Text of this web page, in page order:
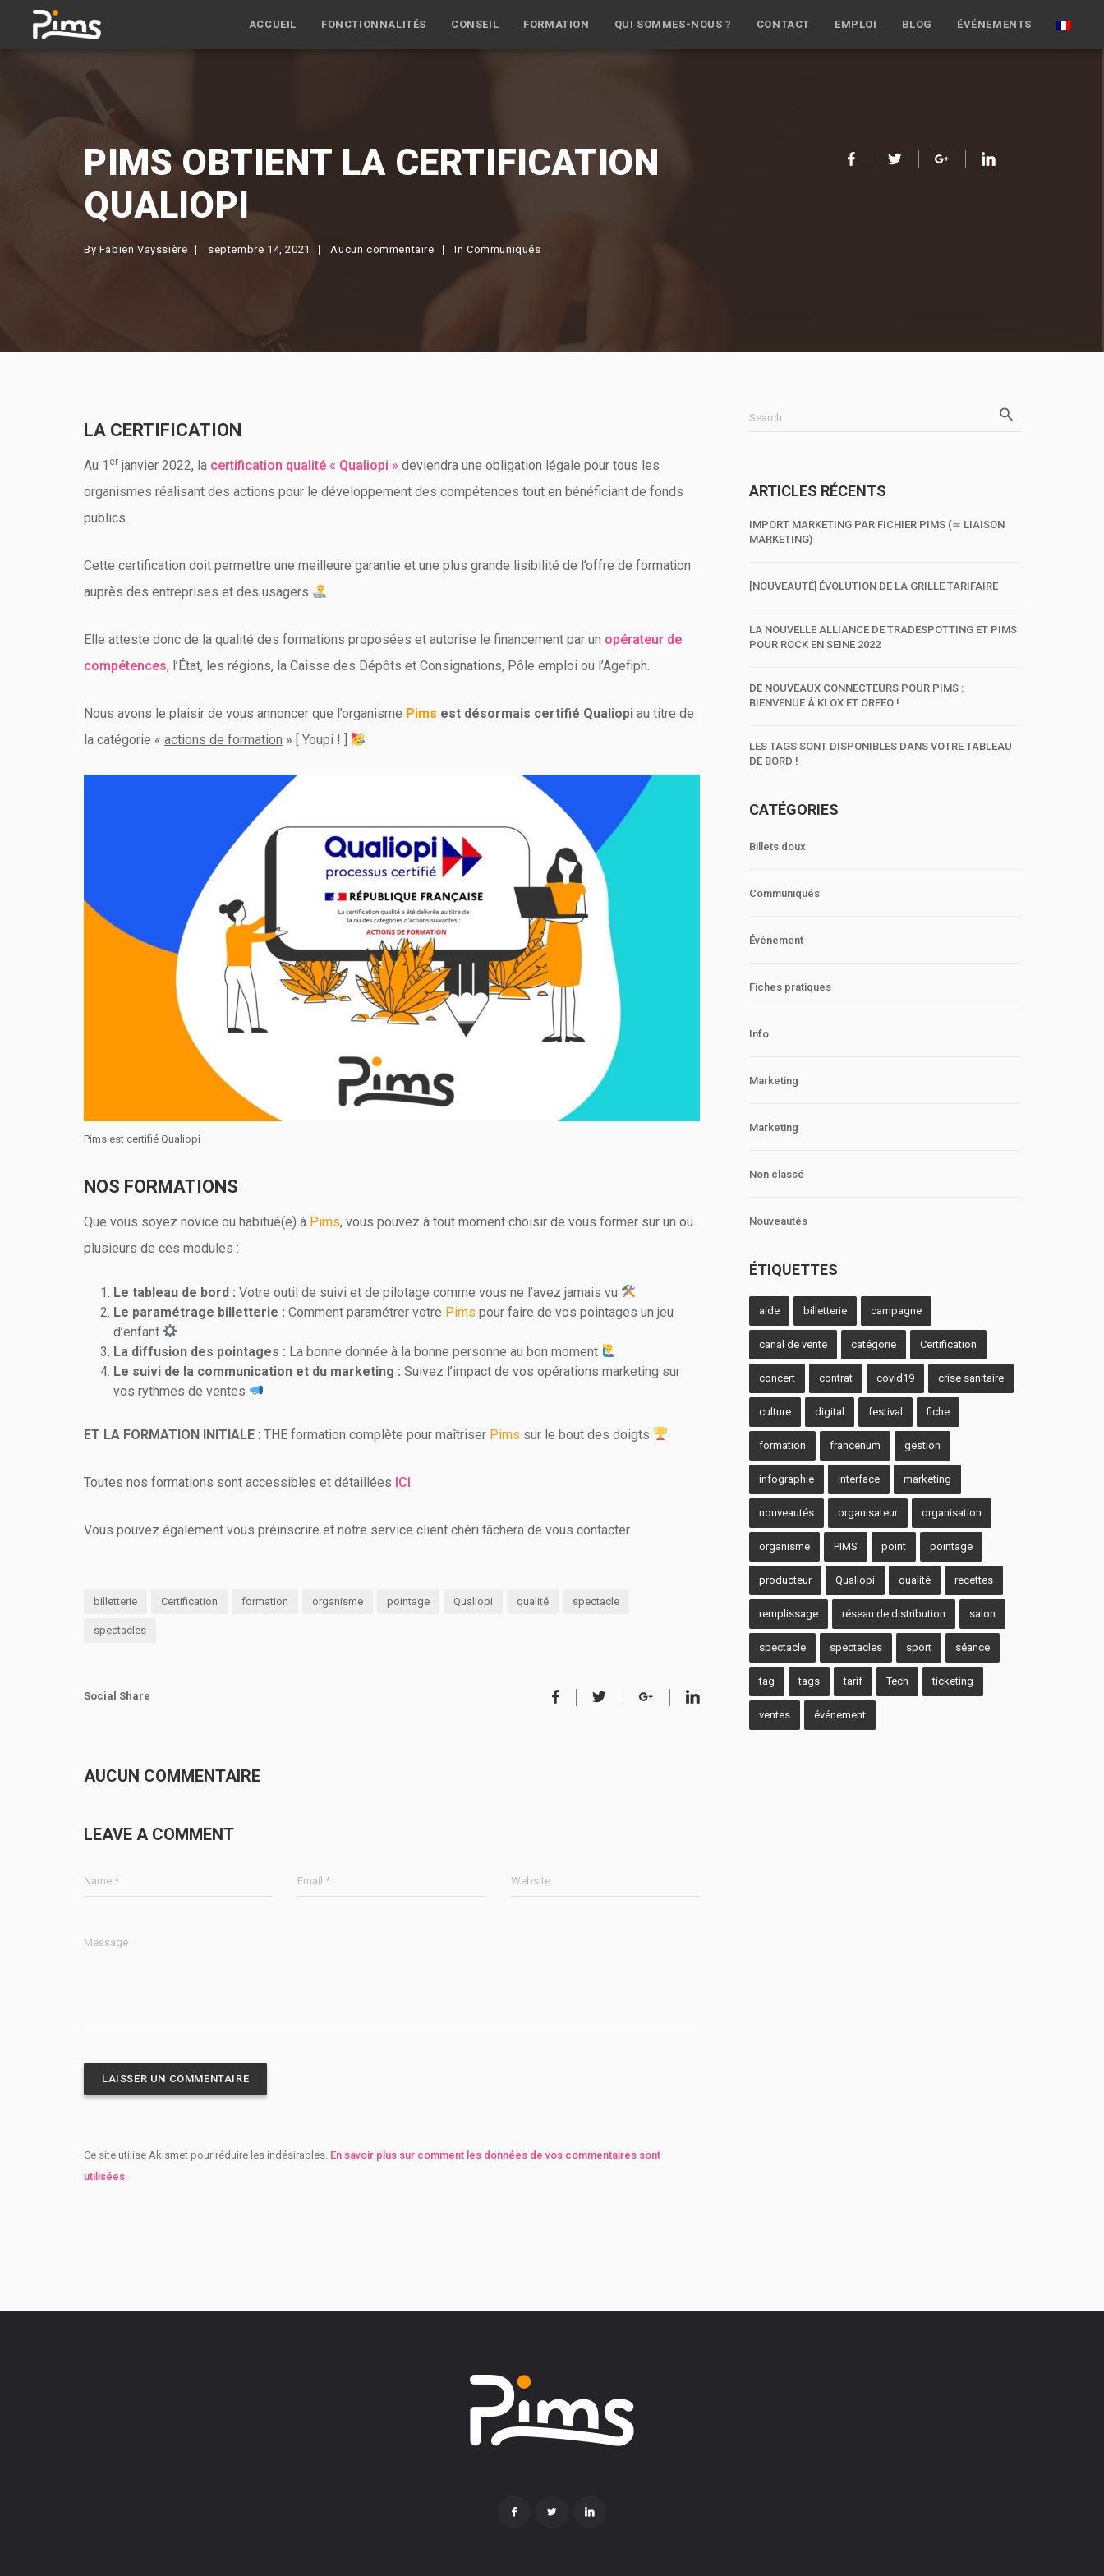
PIMS OBTIENT LA CERTIFICATION
QUALIOPI
By Fabien Vayssière septembre 14, 2021 Aucun commentaire InCommuniqués
ACCUEIL FONCTIONNALITÉS CONSEIL FORMATION QUI SOMMES-NOUS ? CONTACT EMPLOI BLOG ÉVÉNEMENTS
LA CERTIFICATION
Au 1 er janvier 2022, la certification qualité « Qualiopi » deviendra une obligation légale pour tous les
organismes réalisant des actions pour le développement des compétences tout en bénéficiant de fonds
publics.
Cette certification doit permettre une meilleure garantie et une plus grande lisibilité de l’offre de formation
auprès des entreprises et des usagers
Elle atteste donc de la qualité des formations proposées et autorise le financement par un opérateur de
compétences, l’État, les régions, la Caisse des Dépôts et Consignations, Pôle emploi ou l’Agefiph.
Nous avons le plaisir de vous annoncer que l’organisme Pims est désormais certifié Qualiopi au titre de
la catégorie « actions de formation » [ Youpi ! ]
Pims est certifié Qualiopi
NOS FORMATIONS
Que vous soyez novice ou habitué(e) à Pims, vous pouvez à tout moment choisir de vous former sur un ou
plusieurs de ces modules :
Le tableau de bord : Votre outil de suivi et de pilotage comme vous ne l’avez jamais vu
Le paramétrage billetterie : Comment paramétrer votre Pims pour faire de vos pointages un jeu
d’enfant
La diffusion des pointages : La bonne donnée à la bonne personne au bon moment
Le suivi de la communication et du marketing : Suivez l’impact de vos opérations marketing sur
vos rythmes de ventes
ET LA FORMATION INITIALE : THE formation complète pour maîtriser Pims sur le bout des doigts
Toutes nos formations sont accessibles et détaillées ICI
Vous pouvez également vous préinscrire et notre service client chéri tâchera de vous contacter.
billetterie Certification formation organisme pointage Qualiopi qualité spectacle
spectacles
Social Share
AUCUN COMMENTAIRE
LEAVE A COMMENT
Name * Email * Website
Message
Ce site utilise Akismet pour réduire les indésirables. En savoir plus sur comment les données de vos commentaires sont
utilisées
Search
ARTICLES RÉCENTS
IMPORT MARKETING PAR FICHIER PIMS (≃ LIAISON
MARKETING)
[NOUVEAUTÉ] ÉVOLUTION DE LA GRILLE TARIFAIRE
LA NOUVELLE ALLIANCE DE TRADESPOTTING ET PIMS
POUR ROCK EN SEINE 2022
DE NOUVEAUX CONNECTEURS POUR PIMS :
BIENVENUE À KLOX ET ORFEO !
LES TAGS SONT DISPONIBLES DANS VOTRE TABLEAU
DE BORD !
CATÉGORIES
Billets doux
Communiqués
Événement
Fiches pratiques
Info
Marketing
Marketing
Non classé
Nouveautés
ÉTIQUETTES
aide billetterie campagne
canal de vente catégorie Certification
concert contrat covid19 crise sanitaire
culture digital festival fiche
formation francenum gestion
infographie interface marketing
nouveautés organisateur organisation
organisme PIMS point pointage
producteur Qualiopi qualité recettes
remplissage réseau de distribution salon
spectacle spectacles sport séance
tag tags tarif Tech ticketing
ventes événement